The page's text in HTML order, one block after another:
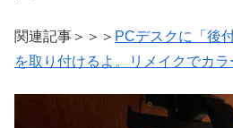
関連記事＞＞＞ PCデスクに「後
を取り付けるよ。リメイクでカラ